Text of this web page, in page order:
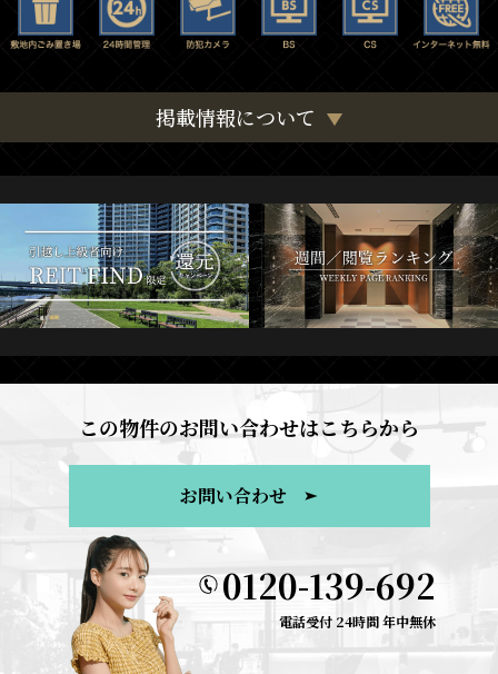
掲載情報について
この物件のお問い合わせはこちらから
お問い合わせ
0120-139-692
電話受付 24時間 年中無休